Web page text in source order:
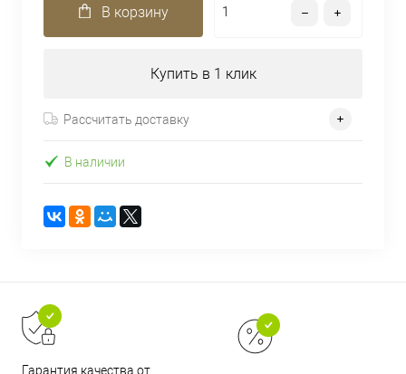
В корзину
Купить в 1 клик
Рассчитать доставку
В наличии
Гарантия качества от